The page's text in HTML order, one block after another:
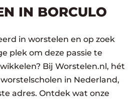
IN BORCULO
in worstelen en op zoek
plek om deze passie te
Bij Worstelen.nl, hét
in Nederland,
adres. Ontdek wat onze